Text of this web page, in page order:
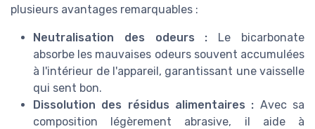
plusieurs avantages remarquables :
Neutralisation des odeurs : Le bicarbonate
absorbe les mauvaises odeurs souvent accumulées
à l'intérieur de l'appareil, garantissant une vaisselle
qui sent bon.
Dissolution des résidus alimentaires : Avec sa
composition légèrement abrasive, il aide à